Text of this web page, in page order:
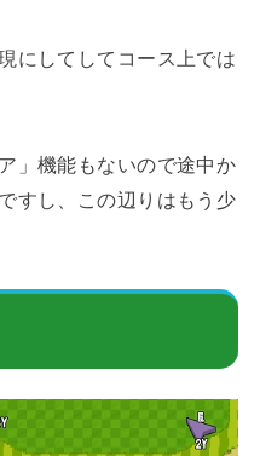
にしてしてコース上では
」機能もないので途中か
すし、この辺りはもう少